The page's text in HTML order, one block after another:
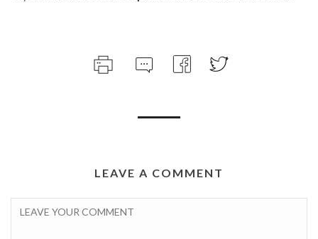
LEAVE A COMMENT